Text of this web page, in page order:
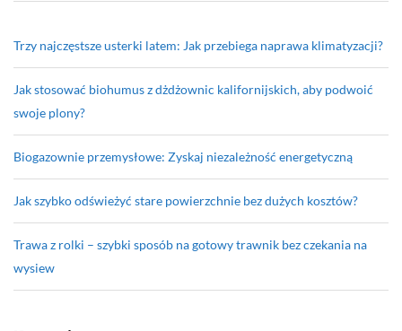
Trzy najczęstsze usterki latem: Jak przebiega naprawa klimatyzacji?
Jak stosować biohumus z dżdżownic kalifornijskich, aby podwoić
swoje plony?
Biogazownie przemysłowe: Zyskaj niezależność energetyczną
Jak szybko odświeżyć stare powierzchnie bez dużych kosztów?
Trawa z rolki – szybki sposób na gotowy trawnik bez czekania na
wysiew